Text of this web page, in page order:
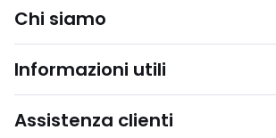
Chi siamo
Informazioni utili
Assistenza clienti